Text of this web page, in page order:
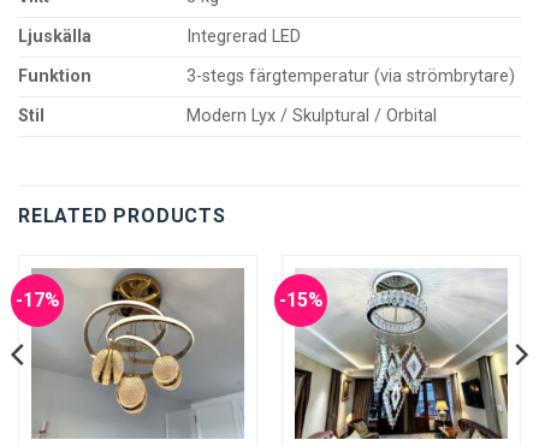
Ljuskälla
Integrerad LED
Funktion
3-stegs färgtemperatur (via strömbrytare)
Stil
Modern Lyx / Skulptural / Orbital
RELATED PRODUCTS
-17% -15%